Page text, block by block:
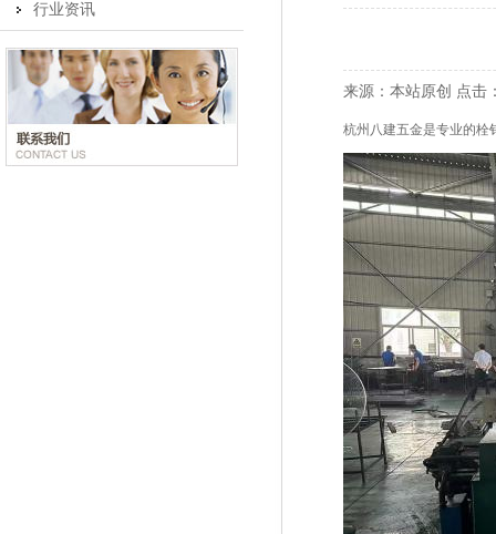
行业资讯
来源：本站原创 点击
杭州八建五金是专业的栓